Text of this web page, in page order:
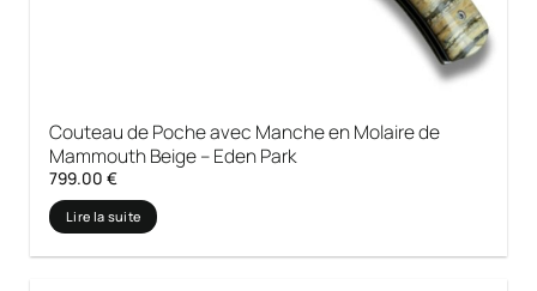
Couteau de Poche avec Manche en Molaire de
Mammouth Beige – Eden Park
799.00€
Lire la suite